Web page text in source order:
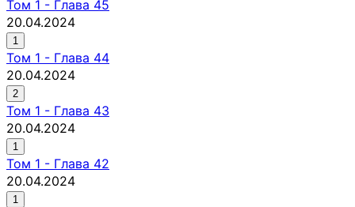
Том 1 - Глава 45
20.04.2024
1
Том 1 - Глава 44
20.04.2024
2
Том 1 - Глава 43
20.04.2024
1
Том 1 - Глава 42
20.04.2024
1